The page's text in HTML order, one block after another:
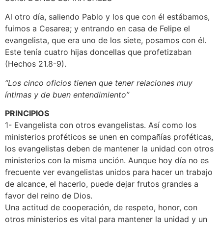
Al otro día, saliendo Pablo y los que con él estábamos,
fuimos a Cesarea; y entrando en casa de Felipe el
evangelista, que era uno de los siete, posamos con él.
Este tenía cuatro hijas doncellas que profetizaban
(Hechos 21.8-9).
“Los cinco oficios tienen que tener relaciones muy
íntimas y de buen entendimiento”
PRINCIPIOS
1- Evangelista con otros evangelistas. Así como los
ministerios proféticos se unen en compañías proféticas,
los evangelistas deben de mantener la unidad con otros
ministerios con la misma unción. Aunque hoy día no es
frecuente ver evangelistas unidos para hacer un trabajo
de alcance, el hacerlo, puede dejar frutos grandes a
favor del reino de Dios.
Una actitud de cooperación, de respeto, honor, con
otros ministerios es vital para mantener la unidad y un